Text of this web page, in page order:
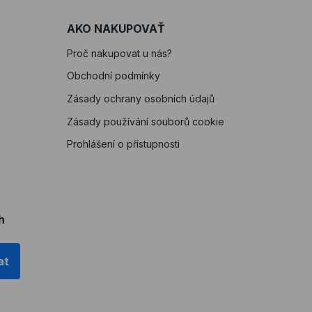
AKO NAKUPOVAŤ
Proč nakupovat u nás?
Obchodní podmínky
Zásady ochrany osobních údajů
Zásady používání souborů cookie
Prohlášení o přístupnosti